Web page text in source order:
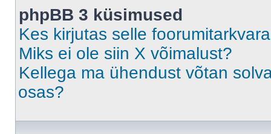
phpBB 3 küsimused
Kes kirjutas selle
Miks ei ole siin X võimalust?
Kellega ma ühendust võtan
osas?